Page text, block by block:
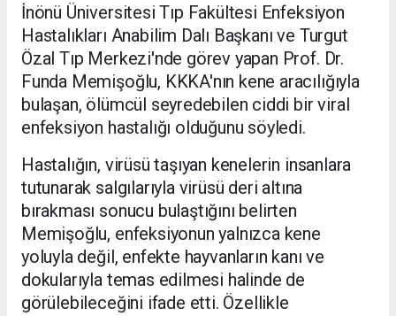
İnönü Üniversitesi Tıp Fakültesi Enfeksiyon
Hastalıkları Anabilim Dalı Başkanı ve Turgut
Özal Tıp Merkezi'nde görev yapan Prof. Dr.
Funda Memişoğlu, KKKA'nın kene aracılığıyla
bulaşan, ölümcül seyredebilen ciddi bir viral
enfeksiyon hastalığı olduğunu söyledi.
Hastalığın, virüsü taşıyan kenelerin insanlara
tutunarak salgılarıyla virüsü deri altına
bırakması sonucu bulaştığını belirten
Memişoğlu, enfeksiyonun yalnızca kene
yoluyla değil, enfekte hayvanların kanı ve
dokularıyla temas edilmesi halinde de
görülebileceğini ifade etti. Özellikle